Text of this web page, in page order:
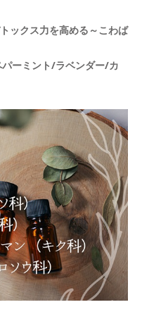
ックス力を高める～こわば
ーミント/ラベンダー/カ